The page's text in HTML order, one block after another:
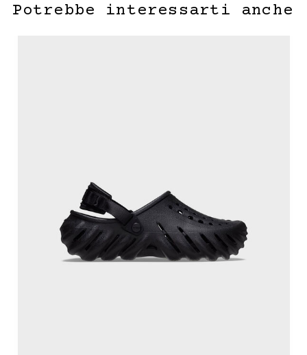
Potrebbe interessarti anche